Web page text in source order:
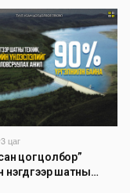
аюулын дохио
3 цаг
цогцолбор”
нэгдүгээр шатны